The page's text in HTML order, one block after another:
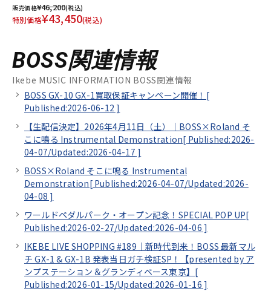
販売価格¥46,200(税込)
特別価格¥43,450(税込)
BOSS関連情報
Ikebe MUSIC INFORMATION BOSS関連情報
BOSS GX-10 GX-1買取保証キャンペーン開催！[
Published:2026-06-12 ]
【生配信決定】2026年4月11日（土）｜BOSS×Roland そ
こに鳴る Instrumental Demonstration[ Published:2026-
04-07/Updated:2026-04-17 ]
BOSS×Roland そこに鳴る Instrumental
Demonstration[ Published:2026-04-07/Updated:2026-
04-08 ]
ワールドペダルパーク・オープン記念！SPECIAL POP UP[
Published:2026-02-27/Updated:2026-04-06 ]
IKEBE LIVE SHOPPING #189｜新時代到来！BOSS 最新マル
チ GX-1 & GX-1B 発表当日ガチ検証SP！【presented by ア
ンプステーション＆グランディベース東京】[
Published:2026-01-15/Updated:2026-01-16 ]